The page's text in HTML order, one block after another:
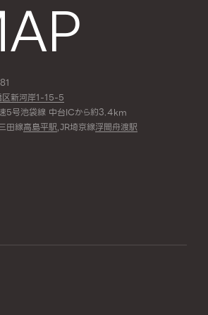
区新河岸1-15-5
5号池袋線 中台ICから約3.4km
田線高島平駅,JR埼京線浮間舟渡駅